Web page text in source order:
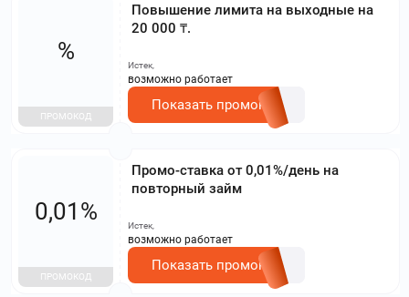
Повышение лимита на выходные на
20 000 ₸.
%
ПРОМОКОД
Истек,
возможно работает
Показать промокод
Промо-ставка от 0,01%/день на
повторный займ
0,01%
ПРОМОКОД
Истек,
возможно работает
Показать промокод